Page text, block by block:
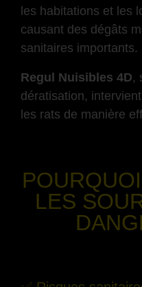
les habitations et les
causant des dégâts
sanitaires importants.
Regul Nuisibles 4D,
dératisation,
les rats de manière
LES